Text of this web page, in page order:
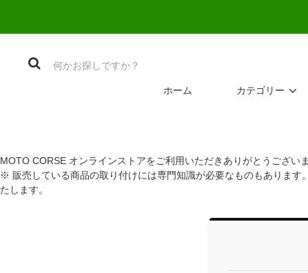
ホーム カテゴリー
MOTO CORSE オンラインストアをご利用いただきありがとうございま
※ 販売している商品の取り付けには専門知識が必要なものもありま
たします。